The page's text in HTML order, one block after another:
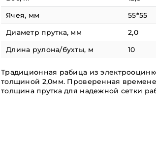
Ячея, мм
55*55
Диаметр прутка, мм
2,0
Длина рулона/бухты, м
10
Традиционная рабица из
толщиной 2,0мм. Проверенная
толщина прутка для надежной сетки